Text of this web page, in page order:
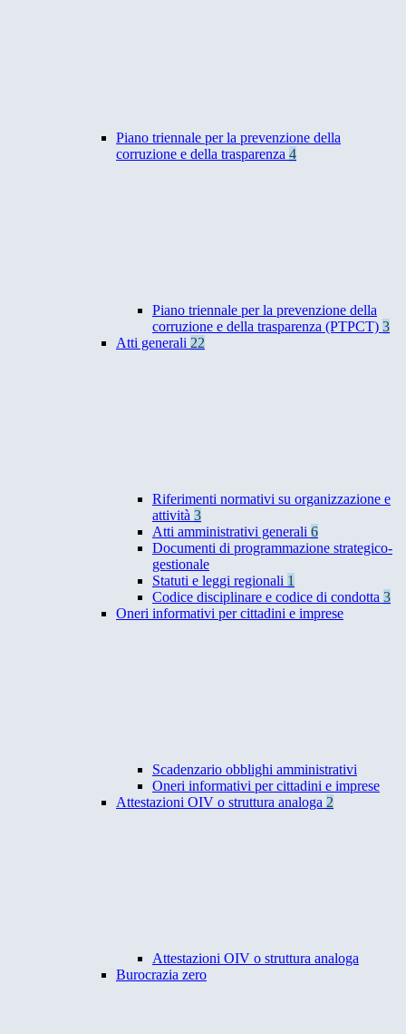
Piano triennale per la prevenzione della
corruzione e della trasparenza 4
Piano triennale per la prevenzione della
corruzione e della trasparenza (PTPCT) 3
Atti generali 22
Riferimenti normativi su organizzazione e
attività 3
Atti amministrativi generali 6
Documenti di programmazione strategico-
gestionale
Statuti e leggi regionali 1
Codice disciplinare e codice di condotta 3
Oneri informativi per cittadini e imprese
Scadenzario obblighi amministrativi
Oneri informativi per cittadini e imprese
Attestazioni OIV o struttura analoga 2
Attestazioni OIV o struttura analoga
Burocrazia zero